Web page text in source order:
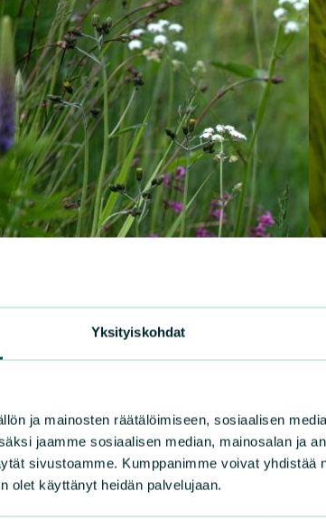
Yksityiskohdat
ja mainosten räätälöimiseen, sosiaalisen
jaamme sosiaalisen median, mainosalan ja
sivustoamme. Kumppanimme voivat yhdistää
olet käyttänyt heidän palvelujaan.